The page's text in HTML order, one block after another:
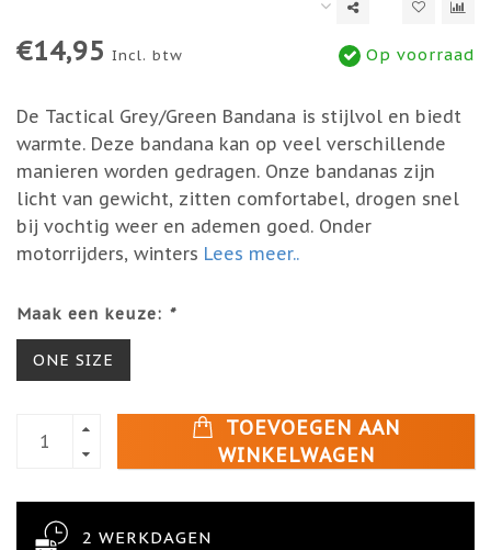
€14,95 Incl. btw Op voorraad
De Tactical Grey/Green Bandana is stijlvol en biedt
warmte. Deze bandana kan op veel verschillende
manieren worden gedragen. Onze bandanas zijn
licht van gewicht, zitten comfortabel, drogen snel
bij vochtig weer en ademen goed. Onder
motorrijders, winters Lees meer..
Maak een keuze: *
ONE SIZE
TOEVOEGEN AAN
WINKELWAGEN
2 WERKDAGEN